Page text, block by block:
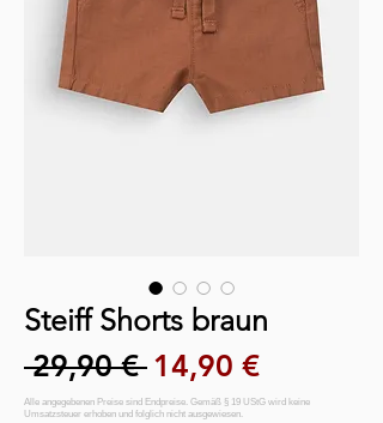
Steiff Shorts braun
29,90 € Standardpreis
14,90 €Sale-Preis